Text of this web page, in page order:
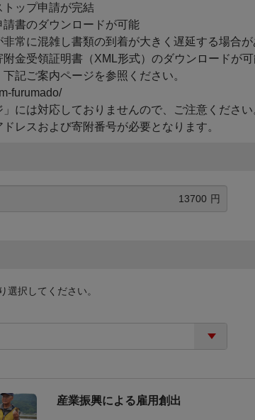
トップ申請が完結
請書のダウンロードが可能
常に混雑し書類の到着が大きく遅延する場合
附金受領証明書（XML形式）のダウンロードが
記ご案内ページを参照ください。
furumado/
には対応しておりませんので、ご注意ください
レスおよび寄附番号が必要となります。
円
選択してください。
産業振興による雇用創出